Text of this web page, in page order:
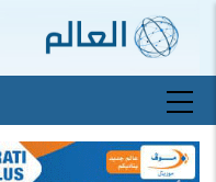
الرئيسيMain
navigation